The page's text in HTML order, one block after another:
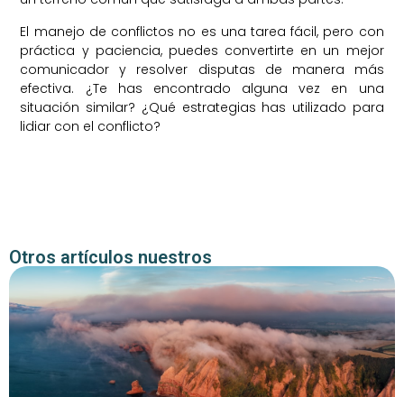
El manejo de conflictos no es una tarea fácil, pero con
práctica y paciencia, puedes convertirte en un mejor
comunicador y resolver disputas de manera más
efectiva. ¿Te has encontrado alguna vez en una
situación similar? ¿Qué estrategias has utilizado para
lidiar con el conflicto?
Otros artículos nuestros